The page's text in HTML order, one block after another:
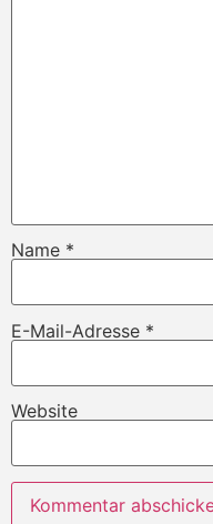
Name *
E-Mail-Adresse *
Website